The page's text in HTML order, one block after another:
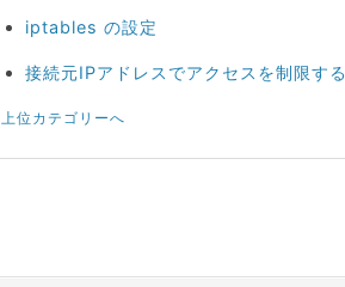
iptables の設定
接続元IPアドレスでアクセスを制限する
上位カテゴリーへ